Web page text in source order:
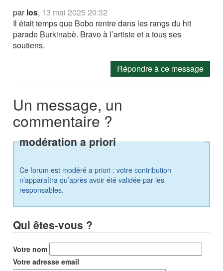
parlos, 13 mai 2025 20:32
Il était temps que Bobo rentre dans les rangs du hit
parade Burkinabè. Bravo à l’artiste et a tous ses
soutiens.
Répondre à ce message
Un message, un
commentaire ?
modération a priori
Ce forum est modéré a priori : votre contribution
n’apparaîtra qu’après avoir été validée par les
responsables.
Qui êtes-vous ?
Votre nom
Votre adresse email